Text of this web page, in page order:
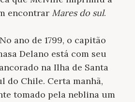
encontrar Mares do sul.
ano de 1799, o capitão
Delano está com seu
na Ilha de Santa
do Chile. Certa manhã,
tomado pela neblina um